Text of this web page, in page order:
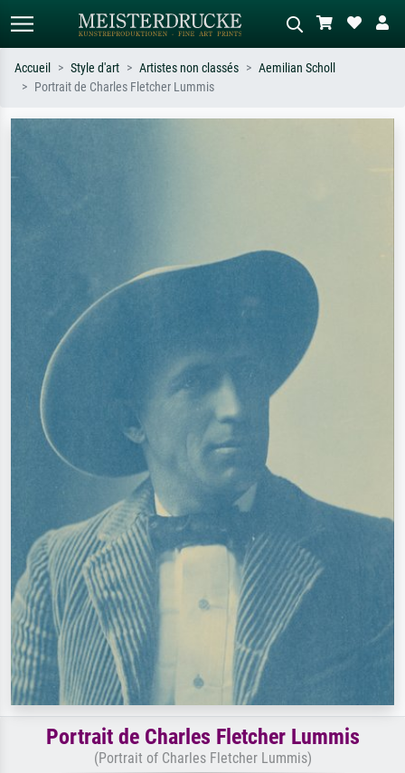
Accueil Style d'art Artistes non classés
Aemilian Scholl
Portrait de Charles Fletcher Lummis
Portrait de Charles Fletcher Lummis
(Portrait of Charles Fletcher Lummis)